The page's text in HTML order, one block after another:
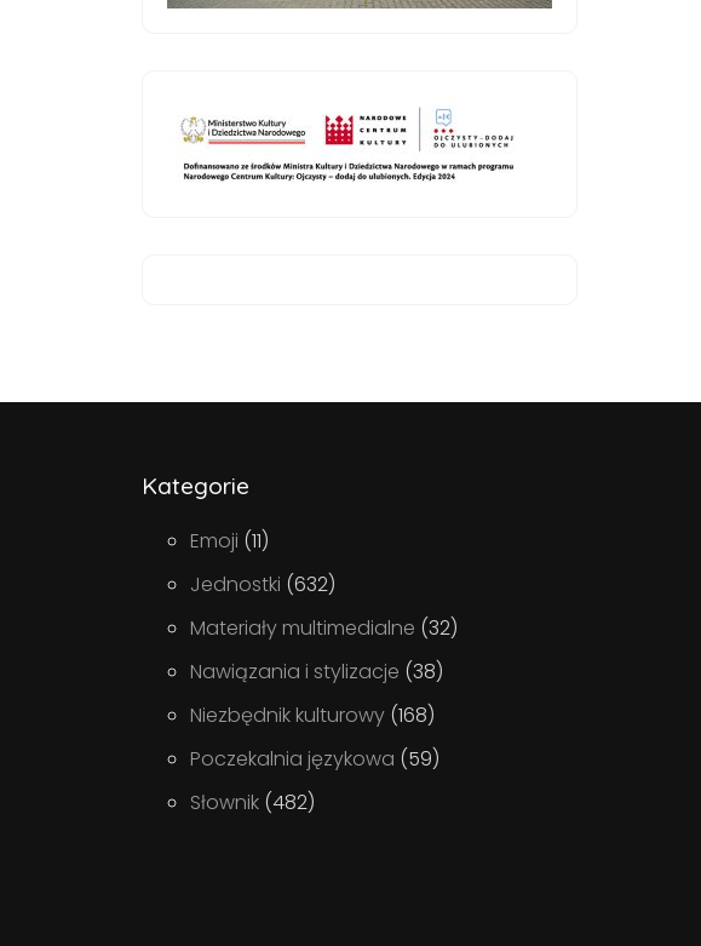
Kategorie
Emoji (11)
Jednostki (632)
Materiały multimedialne (32)
Nawiązania i stylizacje (38)
Niezbędnik kulturowy (168)
Poczekalnia językowa (59)
Słownik (482)